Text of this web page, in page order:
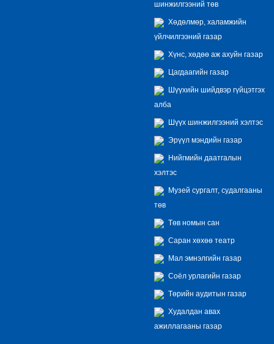
шинжилгээний төв
Хөдөлмөр, халамжийн
үйлчилгээний газар
Хүнс, хөдөө аж ахуйн газар
Цагдаагийн газар
Шүүхийн шийдвэр гүйцэтгэх
алба
Шүүх шинжилгээний хэлтэс
Эрүүл мэндийн газар
Нийгмийн даатгалын
хэлтэс
Музей сургалт, судалгааны
төв
Төв номын сан
Саран хөхөө театр
Мал эмнэлгийн газар
Соёл урлагийн газар
Төрийн аудитын газар
Худалдан авах
ажиллагааны газар